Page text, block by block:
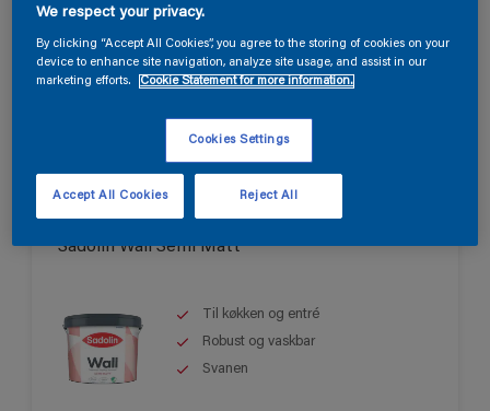
Kun tilgængelig i butikken
Sadolin Wall Semi Matt
Til køkken og entré
Robust og vaskbar
Svanen
We respect your privacy.
By clicking “Accept All Cookies”, you agree to the storing of cookies on your
device to enhance site navigation, analyze site usage, and assist in our
marketing efforts.
Cookie Statement for more information.
Cookies Settings
Reject All
Accept All Cookies